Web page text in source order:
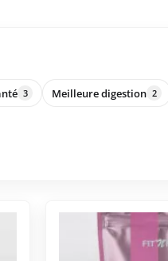
3 Meilleure digestion 2